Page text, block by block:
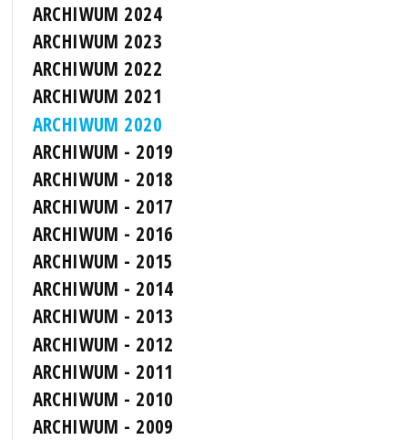
ARCHIWUM 2024
ARCHIWUM 2023
ARCHIWUM 2022
ARCHIWUM 2021
ARCHIWUM 2020
ARCHIWUM - 2019
ARCHIWUM - 2018
ARCHIWUM - 2017
ARCHIWUM - 2016
ARCHIWUM - 2015
ARCHIWUM - 2014
ARCHIWUM - 2013
ARCHIWUM - 2012
ARCHIWUM - 2011
ARCHIWUM - 2010
ARCHIWUM - 2009